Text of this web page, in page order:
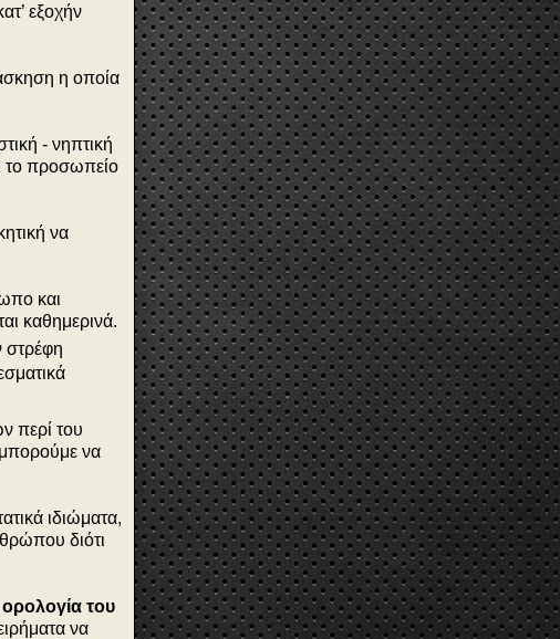
εξοχήν
η οποία
- νηπτική
το προσωπείο
να
και
καθημερινά.
στρέφη
περί του
να
ιδιώματα,
διότι
ορολογία του
να